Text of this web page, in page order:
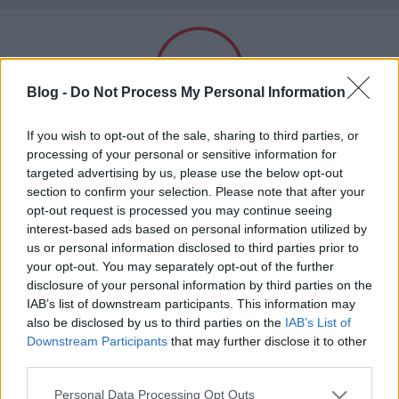
Blog - Do Not Process My Personal Information
If you wish to opt-out of the sale, sharing to third parties, or
processing of your personal or sensitive information for
targeted advertising by us, please use the below opt-out
section to confirm your selection. Please note that after your
opt-out request is processed you may continue seeing
interest-based ads based on personal information utilized by
us or personal information disclosed to third parties prior to
your opt-out. You may separately opt-out of the further
disclosure of your personal information by third parties on the
IAB’s list of downstream participants. This information may
also be disclosed by us to third parties on the IAB’s List of
Downstream Participants that may further disclose it to other
Please note that this website/app uses one or more Google
Personal Data Processing Opt Outs
Felnőtt tartalom!
ELMÚLTAM 18 ÉVES, BELÉPEK
MÉG NEM VAGYOK 18 ÉVES
más is használja ezt a gépet
A világ legjobb viccei
Címkék »tüsszentés
Törlőpapírkészlet
Kultstáb •2020. január 21.
Egy úr vesz az ALDI-ból 750 darab Solo Premium
papírzsebkendőt, majd a Tesco-ból 16 narancssárga
Zewa WC-papírt. Azután eszébe jut, hogy az